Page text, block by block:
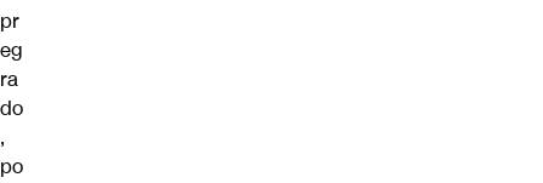
pr
eg
ra
do
,
po